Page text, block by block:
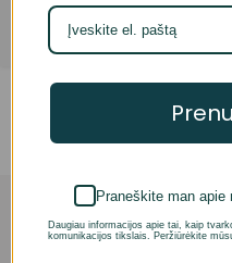
Daugiau
Anketa
Prisijungimas
Praneškite man apie
Daugiau informacijos apie tai, kaip
komunikacijos tikslais. Peržiūrėkite